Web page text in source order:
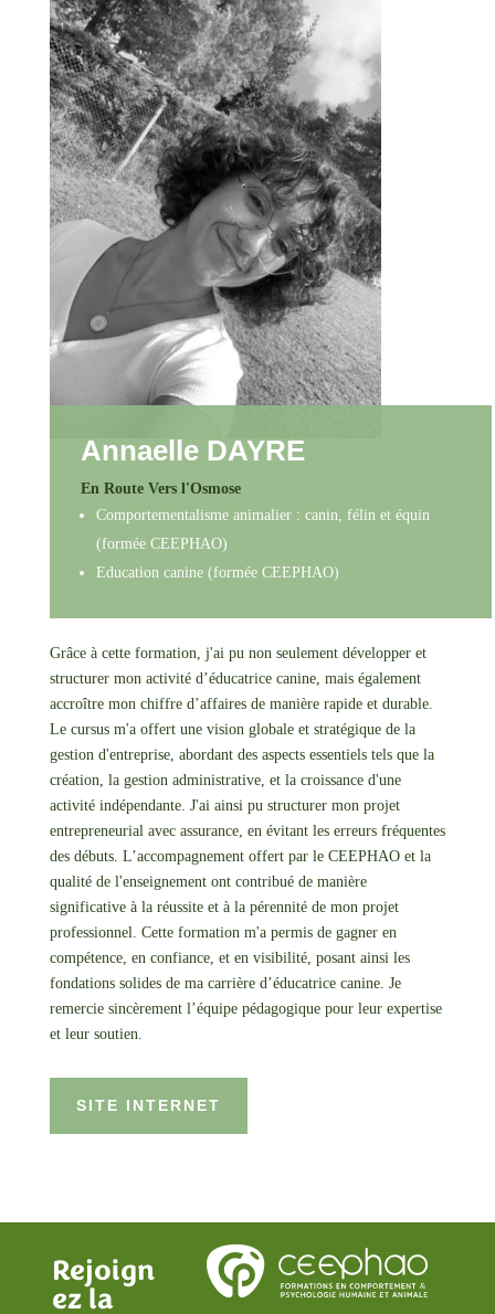
Annaelle DAYRE
En Route Vers l'Osmose
Comportementalisme animalier : canin, félin et équin
(formée CEEPHAO)
Education canine (formée CEEPHAO)
Grâce à cette formation, j'ai pu non seulement développer et
structurer mon activité d’éducatrice canine, mais également
accroître mon chiffre d’affaires de manière rapide et durable.
Le cursus m'a offert une vision globale et stratégique de la
gestion d'entreprise, abordant des aspects essentiels tels que la
création, la gestion administrative, et la croissance d'une
activité indépendante. J'ai ainsi pu structurer mon projet
entrepreneurial avec assurance, en évitant les erreurs fréquentes
des débuts. L’accompagnement offert par le CEEPHAO et la
qualité de l'enseignement ont contribué de manière
significative à la réussite et à la pérennité de mon projet
professionnel. Cette formation m'a permis de gagner en
compétence, en confiance, et en visibilité, posant ainsi les
fondations solides de ma carrière d’éducatrice canine. Je
remercie sincèrement l’équipe pédagogique pour leur expertise
et leur soutien.
SITE INTERNET
Rejoign
ez la